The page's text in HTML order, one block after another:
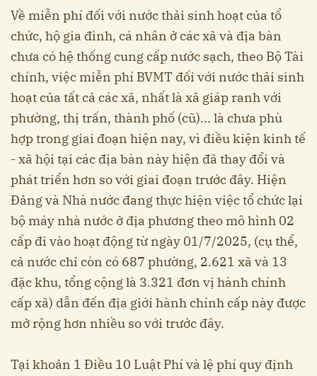
Về miễn phí đối với nước thải sinh hoạt của tổ
chức, hộ gia đình, cá nhân ở các xã và địa bàn
chưa có hệ thống cung cấp nước sạch, theo Bộ Tài
chính, việc miễn phí BVMT đối với nước thải sinh
hoạt của tất cả các xã, nhất là xã giáp ranh với
phường, thị trấn, thành phố (cũ)... là chưa phù
hợp trong giai đoạn hiện nay, vì điều kiện kinh tế
- xã hội tại các địa bàn này hiện đã thay đổi và
phát triển hơn so với giai đoạn trước đây. Hiện
Đảng và Nhà nước đang thực hiện việc tổ chức lại
bộ máy nhà nước ở địa phương theo mô hình 02
cấp đi vào hoạt động từ ngày 01/7/2025, (cụ thể,
cả nước chỉ còn có 687 phường, 2.621 xã và 13
đặc khu, tổng cộng là 3.321 đơn vị hành chính
cấp xã) dẫn đến địa giới hành chính cấp này được
mở rộng hơn nhiều so với trước đây.
Tại khoản 1 Điều 10 Luật Phí và lệ phí quy định